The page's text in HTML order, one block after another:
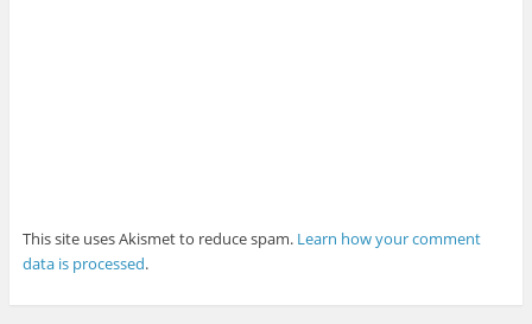
This site uses Akismet to reduce spam. Learn how your comment
data is processed.